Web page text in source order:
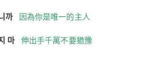
까 因為你是唯一的主人
마 伸出手千萬不要猶豫